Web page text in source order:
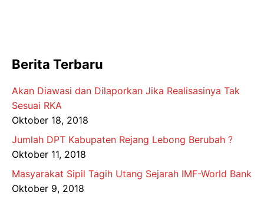
Berita Terbaru
Akan Diawasi dan Dilaporkan Jika Realisasinya Tak
Sesuai RKA
Oktober 18, 2018
Jumlah DPT Kabupaten Rejang Lebong Berubah ?
Oktober 11, 2018
Masyarakat Sipil Tagih Utang Sejarah IMF-World Bank
Oktober 9, 2018